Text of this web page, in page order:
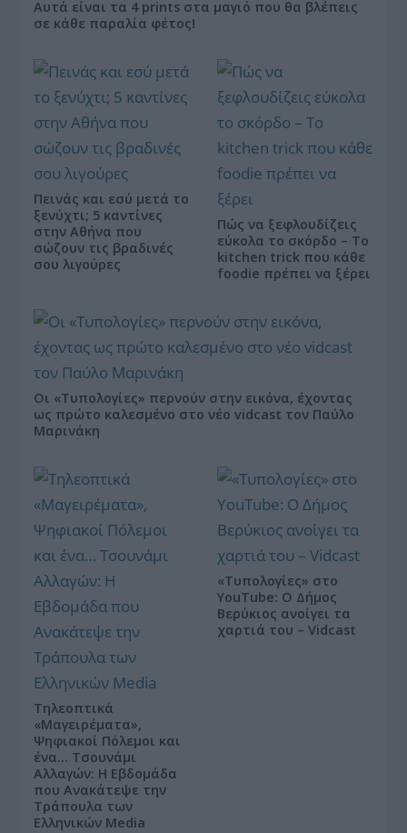
Αυτά είναι τα 4 prints στα μαγιό που θα βλέπεις
σε κάθε παραλία φέτος!
Πεινάς και εσύ μετά το
ξενύχτι; 5 καντίνες
στην Αθήνα που
σώζουν τις βραδινές
σου λιγούρες
Πώς να ξεφλουδίζεις
εύκολα το σκόρδο – Το
kitchen trick που κάθε
foodie πρέπει να ξέρει
Οι «Τυπολογίες» περνούν στην εικόνα, έχοντας
ως πρώτο καλεσμένο στο νέο vidcast τον Παύλο
Μαρινάκη
Τηλεοπτικά
«Μαγειρέματα»,
Ψηφιακοί Πόλεμοι και
ένα… Τσουνάμι
Αλλαγών: Η Εβδομάδα
που Ανακάτεψε την
Τράπουλα των
Ελληνικών Media
«Τυπολογίες» στο
YouTube: Ο Δήμος
Βερύκιος ανοίγει τα
χαρτιά του – Vidcast